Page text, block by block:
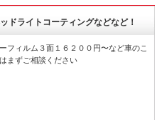
ドライトコーティングなどなど！
フィルム３面１６２００円〜など車のこ
まずご相談ください